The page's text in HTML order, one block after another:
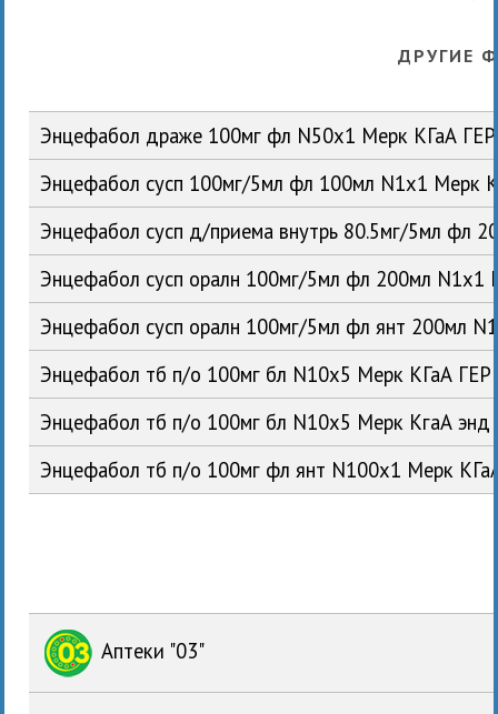
ДРУГИЕ
Энцефабол драже 100мг фл N50x1 Мерк КГаА ГЕР
Энцефабол сусп 100мг/5мл фл 100мл N1x1 Мерк
Энцефабол сусп д/приема внутрь 80.5мг/5мл фл
Энцефабол сусп оралн 100мг/5мл фл 200мл N1x1
Энцефабол сусп оралн 100мг/5мл фл янт 200мл
Энцефабол тб п/о 100мг бл N10x5 Мерк КГаА ГЕР
Энцефабол тб п/о 100мг бл N10x5 Мерк КгаА
Энцефабол тб п/о 100мг фл янт N100x1 Мерк
Аптеки "03"